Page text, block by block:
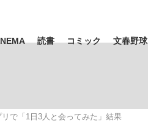
読書 コミック 文春野球
で「1日3人と会ってみた」結果